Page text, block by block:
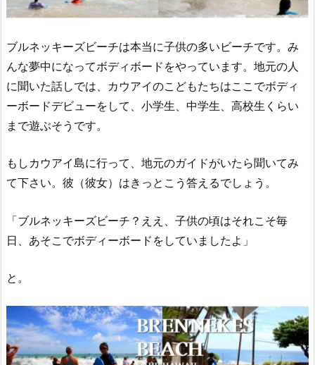
ブルネッキーズビーチは本当に子供の多いビーチです。み
んな夢中になってボディボードをやっています。地元の人
に聞いた話しでは、カウアイのこどもたちはここでボディ
ーボードデビューをして、小学生、中学生、高校生くらい
まで遊ぶそうです。
もしカウアイ島に行って、地元のガイドがいたら聞いてみ
て下さい。彼（彼女）はきっとこう答えるでしょう。
「ブルネッキーズビーチ？ええ、子供の頃はそれこそ毎
日、あそこでボディーボードをしていましたよ」
と。